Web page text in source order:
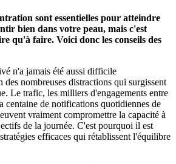
sont essentielles pour atteindre
bien dans votre peau, mais c'est
qu'à faire. Voici donc les conseils des
n'a jamais été aussi difficile
nombreuses distractions qui surgissent
Le trafic, les milliers d'engagements entre
centaine de notifications quotidiennes de
vraiment compromettre la capacité à
de la journée. C'est pourquoi il est
efficaces qui rétablissent l'équilibre